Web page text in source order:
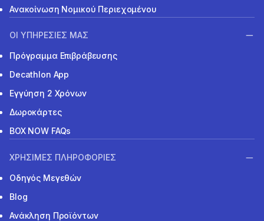
Ανακοίνωση Νομικού Περιεχομένου
ΟΙ ΥΠΗΡΕΣΙΕΣ ΜΑΣ
Πρόγραμμα Επιβράβευσης
Decathlon App
Εγγύηση 2 Χρόνων
Δωροκάρτες
BOX NOW FAQs
ΧΡΗΣΙΜΕΣ ΠΛΗΡΟΦΟΡΙΕΣ
Οδηγός Μεγεθών
Blog
Ανάκληση Προϊόντων